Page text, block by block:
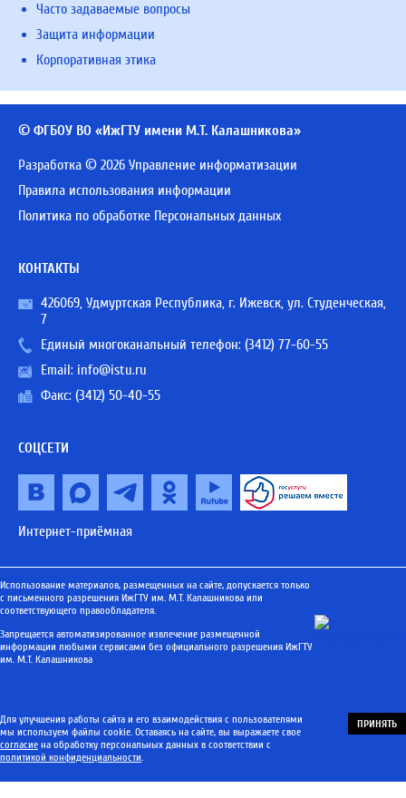
Часто задаваемые вопросы
Защита информации
Корпоративная этика
© ФГБОУ ВО «ИжГТУ имени М.Т. Калашникова»
Разработка © 2026 Управление информатизации
Правила использования информации
Политика по обработке Персональных данных
КОНТАКТЫ
426069, Удмуртская Республика, г. Ижевск, ул. Студенческая,
7
Единый многоканальный телефон: (3412) 77-60-55
Email: info@istu.ru
Факс: (3412) 50-40-55
СОЦСЕТИ
Интернет-приёмная
Использование материалов, размещенных на сайте, допускается только
с письменного разрешения ИжГТУ им. М.Т. Калашникова или
соответствующего правообладателя.
Запрещается автоматизированное извлечение размещенной
информации любыми сервисами без официального разрешения ИжГТУ
им. М.Т. Калашникова
Для улучшения работы сайта и его взаимодействия с пользователями
мы используем файлы cookie. Оставаясь на сайте, вы выражаете свое
согласие на обработку персональных данных в соответствии с
политикой конфиденциальности.
ПРИНЯТЬ